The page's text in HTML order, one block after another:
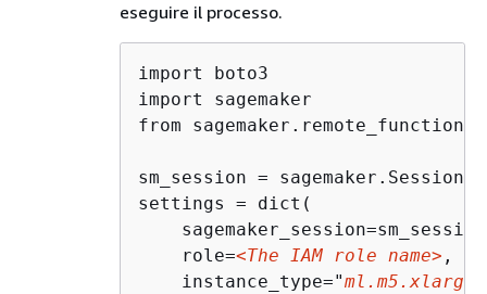
eseguire il processo.
import boto3
import sagemaker
from sagemaker.remote_function
sm_session =
settings = dict(
    role=
<The IAM role name> ,
    instance_type="
ml.m5.xlarge